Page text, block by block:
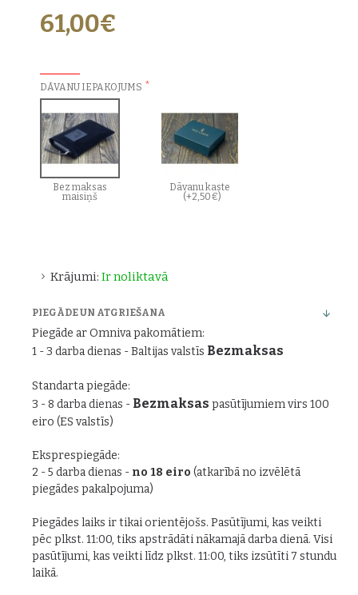
Krājumi: Ir noliktavā
61,00€
DĀVANU IEPAKOJUMS
Bez maksas
maisiņš
Dāvanu kaste
(+2,50€)
PIEGĀDE UN ATGRIEŠANA
Piegāde ar Omniva pakomātiem:
1 - 3 darba dienas - Baltijas valstīs Bezmaksas
Standarta piegāde:
3 - 8 darba dienas - Bezmaksas pasūtījumiem virs 100
eiro (ES valstīs)
Eksprespiegāde:
2 - 5 darba dienas - no 18 eiro (atkarībā no izvēlētā
piegādes pakalpojuma)
Piegādes laiks ir tikai orientējošs. Pasūtījumi, kas veikti
pēc plkst. 11:00, tiks apstrādāti nākamajā darba dienā. Visi
pasūtījumi, kas veikti līdz plkst. 11:00, tiks izsūtīti 7 stundu
laikā.